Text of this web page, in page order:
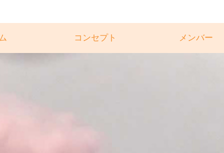
コンセプト メンバー